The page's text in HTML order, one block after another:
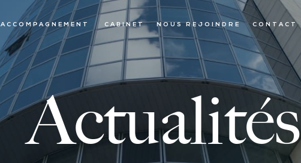
ACCOMPAGNEMENT CABINET NOUS REJOINDRE CONTACT
Actualités